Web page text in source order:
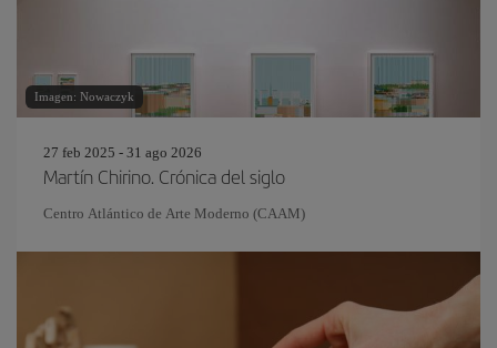
Imagen: Nowaczyk
27 feb 2025 - 31 ago 2026
Martín Chirino. Crónica del siglo
Centro Atlántico de Arte Moderno (CAAM)